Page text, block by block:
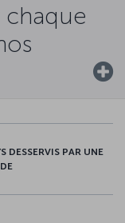
chaque
DESSERVIS PAR UNE